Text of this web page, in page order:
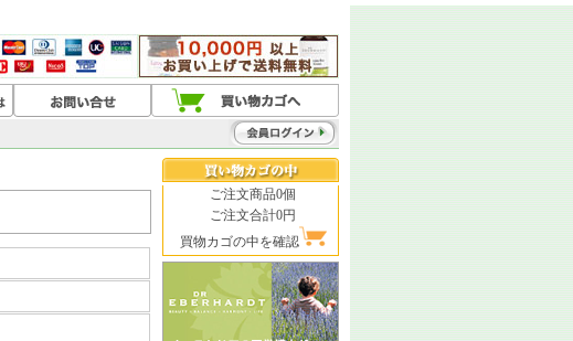
ご注文商品0個
ご注文合計0円
買物カゴの中を確認